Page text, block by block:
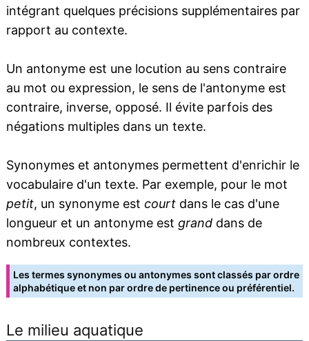
intégrant quelques précisions supplémentaires par
rapport au contexte.
Un antonyme est une locution au sens contraire
au mot ou expression, le sens de l'antonyme est
contraire, inverse, opposé. Il évite parfois des
négations multiples dans un texte.
Synonymes et antonymes permettent d'enrichir le
vocabulaire d'un texte. Par exemple, pour le mot
petit, un synonyme est courtdans le cas d'une
longueur et un antonyme est granddans de
nombreux contextes.
Les termes synonymes ou antonymes sont classés par ordre
alphabétique et non par ordre de pertinence ou préférentiel.
Le milieu aquatique